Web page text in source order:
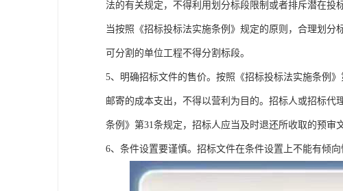
法的有关规定，不得利用划分标段限制或者排斥潜在
当按照《招标投标法实施条例》规定的原则，合理划
可分割的单位工程不得分割标段。
5、明确招标文件的售价。按照《招标投标法实施条例
邮寄的成本支出，不得以营利为目的。招标人或招标
条例》第31条规定，招标人应当及时退还所收取的预审
6、条件设置要谨慎。招标文件在条件设置上不能有倾